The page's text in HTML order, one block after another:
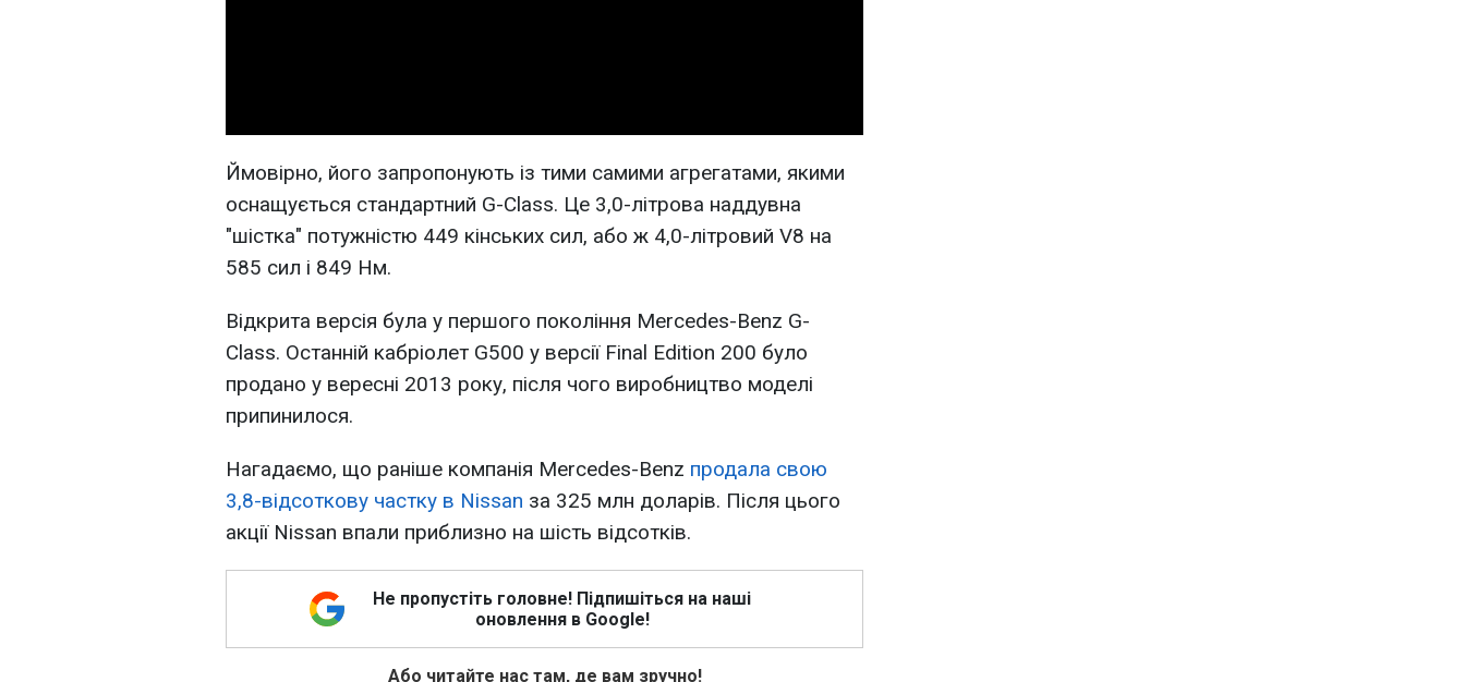
Ймовірно, його запропонують із тими самими агрегатами, якими
оснащується стандартний G-Class. Це 3,0-літрова наддувна
"шістка" потужністю 449 кінських сил, або ж 4,0-літровий V8 на
585 сил і 849 Нм.
Відкрита версія була у першого покоління Mercedes-Benz G-
Class. Останній кабріолет G500 у версії Final Edition 200 було
продано у вересні 2013 року, після чого виробництво моделі
припинилося.
Нагадаємо, що раніше компанія Mercedes-Benz продала свою
3,8-відсоткову частку в Nissan за 325 млн доларів. Після цього
акції Nissan впали приблизно на шість відсотків.
Не пропустіть головне! Підпишіться на наші
оновлення в Google!
Або читайте нас там, де вам зручно!